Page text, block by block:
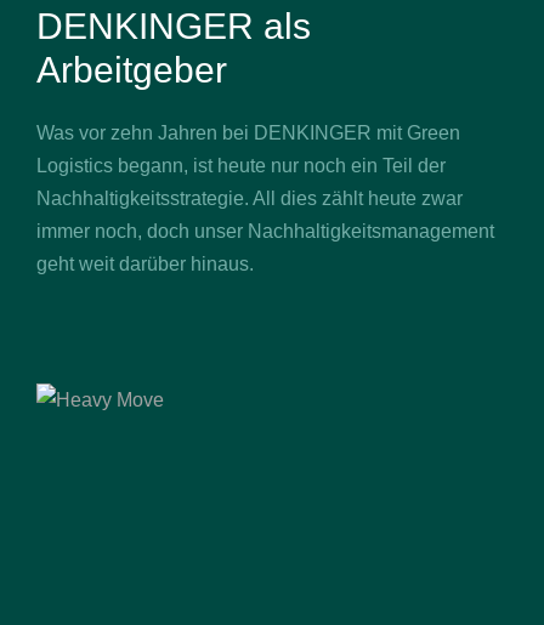
DENKINGER als
Arbeitgeber
Was vor zehn Jahren bei DENKINGER mit Green
Logistics begann, ist heute nur noch ein Teil der
Nachhaltigkeitsstrategie. All dies zählt heute zwar
immer noch, doch unser Nachhaltigkeitsmanagement
geht weit darüber hinaus.